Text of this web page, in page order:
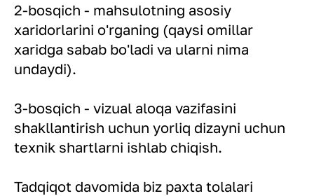
2-bosqich - mahsulotning asosiy
xaridorlarini o'rganing (qaysi omillar
xaridga sabab bo'ladi va ularni nima
undaydi).
3-bosqich - vizual aloqa vazifasini
shakllantirish uchun yorliq dizayni uchun
texnik shartlarni ishlab chiqish.
Tadqiqot davomida biz paxta tolalari